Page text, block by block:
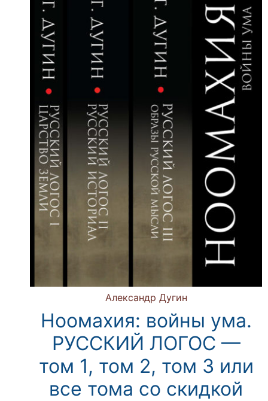
Александр Дугин
Ноомахия: войны ума.
РУССКИЙ ЛОГОС —
том 1, том 2, том 3 или
все тома со скидкой